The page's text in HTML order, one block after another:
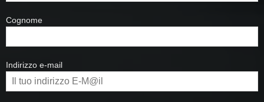
Cognome
Indirizzo e-mail